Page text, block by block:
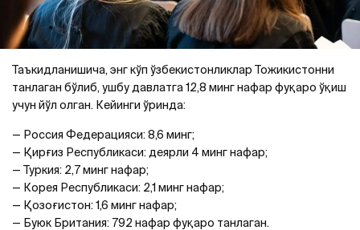
Таъкидланишича, энг кўп ўзбекистонликлар Тожикистонни
танлаган бўлиб, ушбу давлатга 12,8 минг нафар фуқаро ўқиш
учун йўл олган. Кейинги ўринда:
— Россия Федерацияси: 8,6 минг;
— Қирғиз Республикаси: деярли 4 минг нафар;
— Туркия: 2,7 минг нафар;
— Корея Республикаси: 2,1 минг нафар;
— Қозоғистон: 1,6 минг нафар;
— Буюк Британия: 792 нафар фуқаро танлаган.